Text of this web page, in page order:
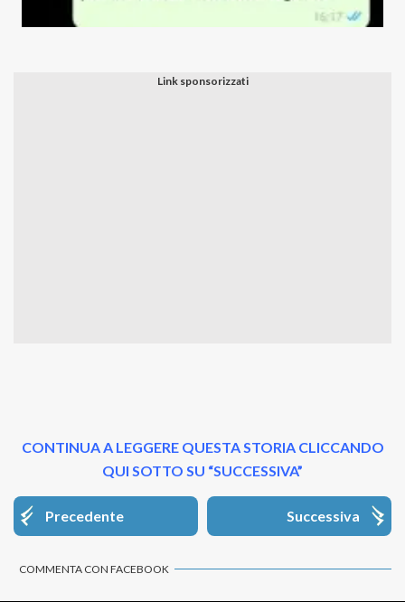
CONTINUA A LEGGERE QUESTA STORIA CLICCANDO
QUI SOTTO SU “SUCCESSIVA”
Precedente Successiva
COMMENTA CON FACEBOOK